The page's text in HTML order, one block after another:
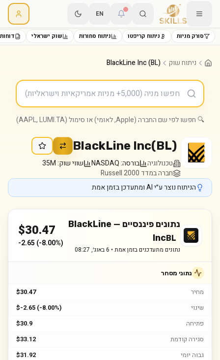
EN
סורק מניות ניתוח קריפטו ניתוח סחורות שוק ישראלי
ניתוח שוק BlackLine Inc (BL)
🔍 חפשו לפי שם החברה (Apple, לאומי) או סימול (AAPL, LUMI.TA)
BlackLine Inc(BL)
טכנולוגיה בורסה:NASDAQ שווי שוק:35M
חברה במדד Russell 2000
הניתוח נוצר ע״י AI ומתעדכן בזמן אמת
נתונים פיננסיים — BlackLine
IncBL
נתונים מתעדכנים בזמן אמת • 6 באוג׳, 08:27
$30.47
-2.65 (-8.00%)
נתוני מסחר
מחיר
$30.47
שינוי
$-2.65 (-8.00%)
פתיחה
$30.9
סגירה קודמת
$33.12
גבוה יומי
$31.92